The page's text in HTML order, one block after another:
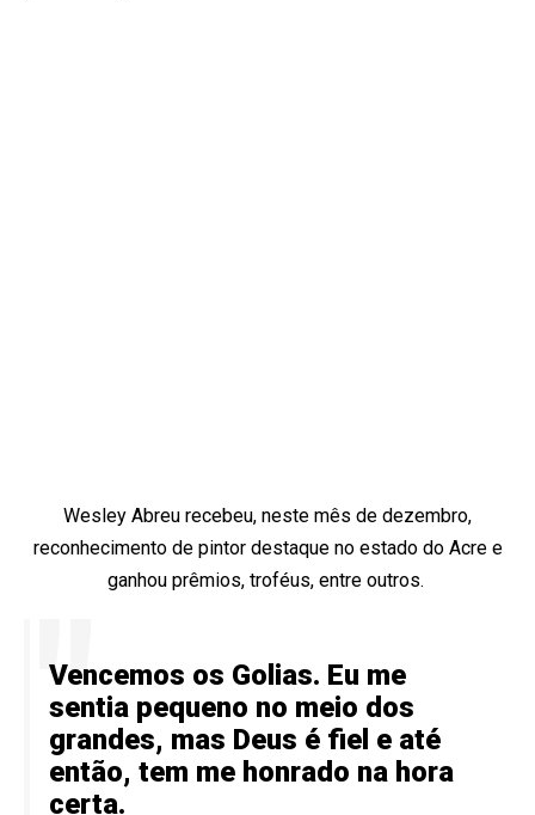
Wesley Abreu recebeu, neste mês de dezembro,
reconhecimento de pintor destaque no estado do Acre e
ganhou prêmios, troféus, entre outros.
Vencemos os Golias. Eu me
sentia pequeno no meio dos
grandes, mas Deus é fiel e até
então, tem me honrado na hora
certa.